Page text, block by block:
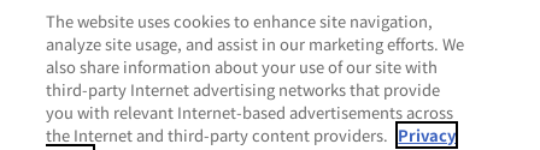
作ったよ
ペ
ー
ジ
最
上
よくあるご質問 ご利用規約Glicoメンバーズ会員規約プライバシーポリシー
サイトマップお問い合わせCookie設定Glicoホームページ
The website uses cookies to enhance site navigation,
analyze site usage, and assist in our marketing efforts. We
also share information about your use of our site with
third-party Internet advertising networks that provide
you with relevant Internet-based advertisements across
the Internet and third-party content providers. Privacy